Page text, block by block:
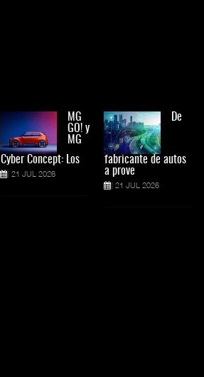
MG
GO! y
MG
Cyber Concept: Los
21 JUL 2026
De
fabricante de autos
a prove
21 JUL 2026